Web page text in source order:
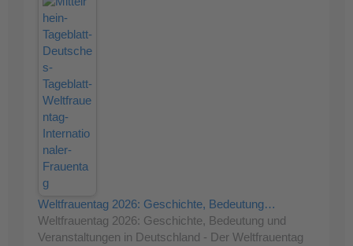
Weltfrauentag 2026: Geschichte, Bedeutung…
Weltfrauentag 2026: Geschichte, Bedeutung und
Veranstaltungen in Deutschland - Der Weltfrauentag